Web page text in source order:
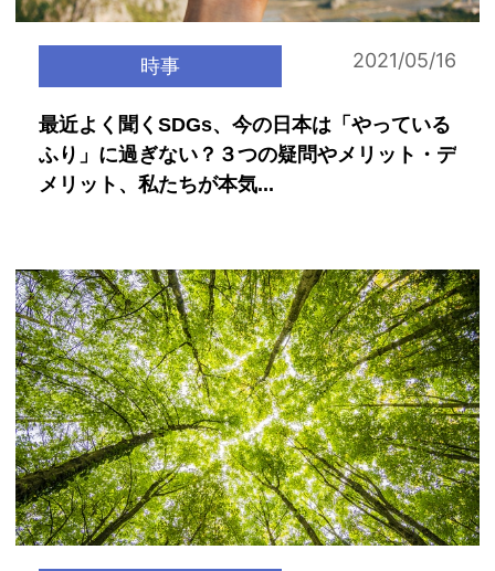
時事 2021/05/16
最近よく聞くSDGs、今の日本は「やっている
ふり」に過ぎない？３つの疑問やメリット・デ
メリット、私たちが本気...